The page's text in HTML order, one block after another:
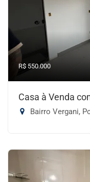
R$ 550.000
Casa à Venda
Bairro Vergani,